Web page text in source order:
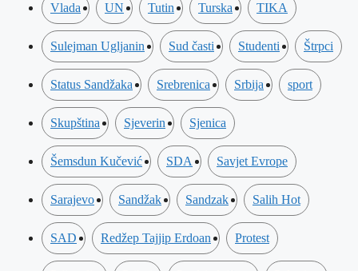
Vlada UN Tutin Turska TIKA
Sulejman Ugljanin Sud časti Studenti Štrpci
Status Sandžaka Srebrenica Srbija sport
Skupština Sjeverin Sjenica
Šemsdun Kučević SDA Savjet Evrope
Sarajevo Sandžak Sandzak Salih Hot
SAD Redžep Tajjip Erdoan Protest